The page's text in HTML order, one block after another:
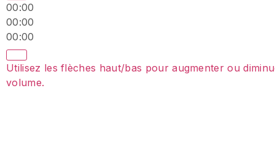
00:00
00:00
00:00
Utilisez les flèches haut/bas pour augmenter ou
volume.